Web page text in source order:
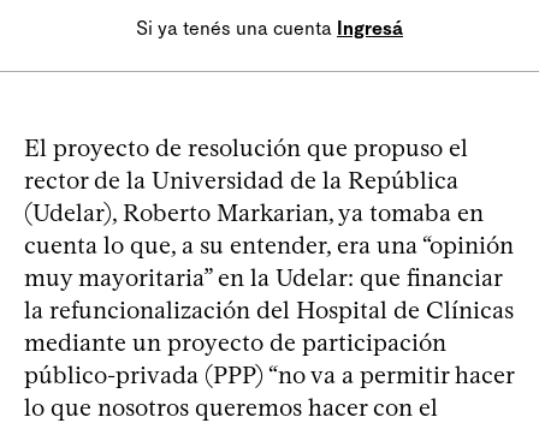
Si ya tenés una cuenta Ingresá
El proyecto de resolución que propuso el
rector de la Universidad de la República
(Udelar), Roberto Markarian, ya tomaba en
cuenta lo que, a su entender, era una “opinión
muy mayoritaria” en la Udelar: que financiar
la refuncionalización del Hospital de Clínicas
mediante un proyecto de participación
público-privada (PPP) “no va a permitir hacer
lo que nosotros queremos hacer con el